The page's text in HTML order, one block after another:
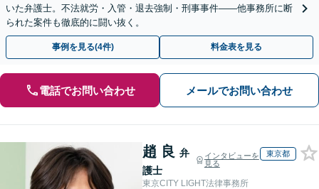
いた弁護士。不法就労・入管・退去強制・刑事事件——他事務所に断
られた案件も徹底的に闘い抜く。
事例を見る(4件) 料金表を見る
電話でお問い合わせ メールでお問い合わせ
趙 良 弁
護士
インタビューを
見る
東京都
東京CITY LIGHT法律事務所